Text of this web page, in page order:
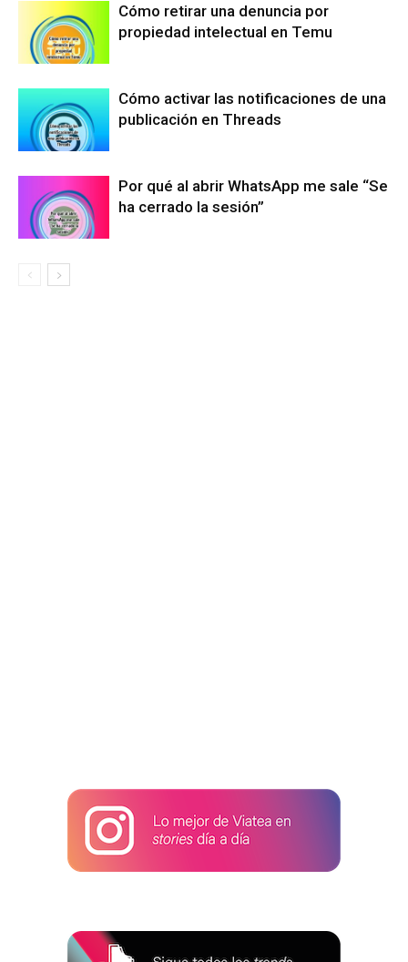
Cómo retirar una denuncia por
propiedad intelectual en Temu
Cómo activar las notificaciones de una
publicación en Threads
Por qué al abrir WhatsApp me sale “Se
ha cerrado la sesión”